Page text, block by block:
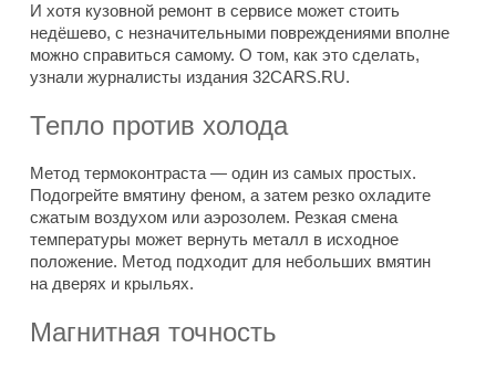
И хотя кузовной ремонт в сервисе может стоить
недёшево, с незначительными повреждениями вполне
можно справиться самому. О том, как это сделать,
узнали журналисты издания 32CARS.RU.
Тепло против холода
Метод термоконтраста — один из самых простых.
Подогрейте вмятину феном, а затем резко охладите
сжатым воздухом или аэрозолем. Резкая смена
температуры может вернуть металл в исходное
положение. Метод подходит для небольших вмятин
на дверях и крыльях.
Магнитная точность